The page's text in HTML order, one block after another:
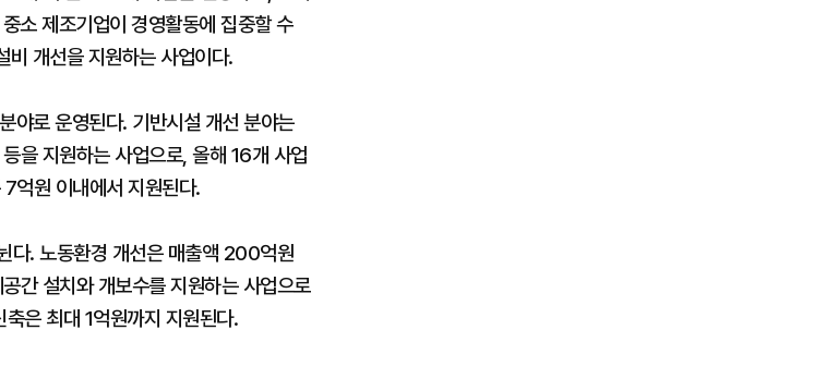
소 제조기업이 경영활동에 집중할 수
비 개선을 지원하는 사업이다.
야로 운영된다. 기반시설 개선 분야는
을 지원하는 사업으로, 올해 16개 사업
억원 이내에서 지원된다.
다. 노동환경 개선은 매출액 200억원
간 설치와 개보수를 지원하는 사업으로
은 최대 1억원까지 지원된다.